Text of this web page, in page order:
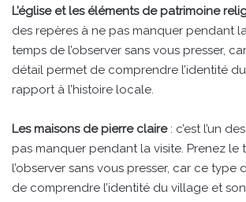
L’église et les éléments de patrimoine
des repères à ne pas manquer pendant
temps de l’observer sans vous presser,
détail permet de comprendre l’identité
rapport à l’histoire locale.
Les maisons de pierre claire: c’est l’un
pas manquer pendant la visite. Prenez le
l’observer sans vous presser, car ce type
de comprendre l’identité du village et